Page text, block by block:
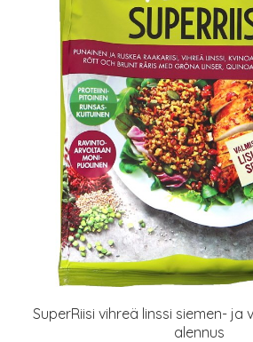
SuperRiisi vihreä linssi siemen- ja
alennus